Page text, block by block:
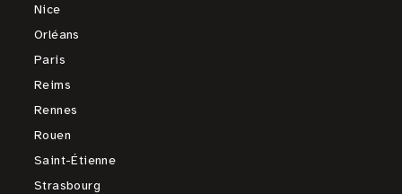
Nice
Orléans
Paris
Reims
Rennes
Rouen
Saint-Étienne
Strasbourg